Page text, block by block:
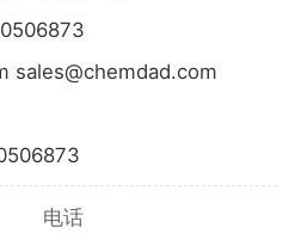
sales@chemdad.com
电话